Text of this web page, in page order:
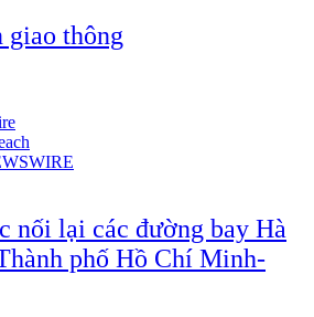
giao thông
nối lại các đường bay Hà
phố Hồ Chí Minh-